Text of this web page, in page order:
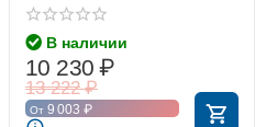
1000/2000/UV/LPR/CPL/N
D4-PL/8/16/32/64) DJI Mini
3 / Mini 3 Pro (Freewell)
В наличии
13 222 ₽
10 230 ₽
От 9 003 ₽